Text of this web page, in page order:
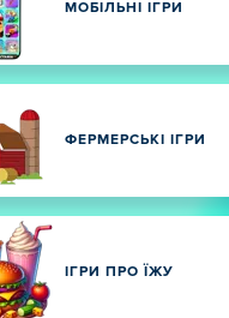
МОБІЛЬНІ ІГРИ
ФЕРМЕРСЬКІ ІГРИ
ІГРИ ПРО ЇЖУ